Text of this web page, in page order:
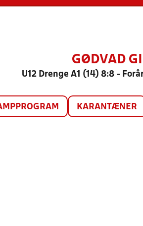
GØDVAD
U12 Drenge A1 (14) 8:8 -
KARANTÆNER